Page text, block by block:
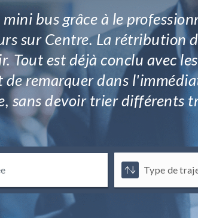
bus grâce à le
sur Centre. La rétribution
Tout est déjà conclu avec
remarquer dans
sans devoir trier différents